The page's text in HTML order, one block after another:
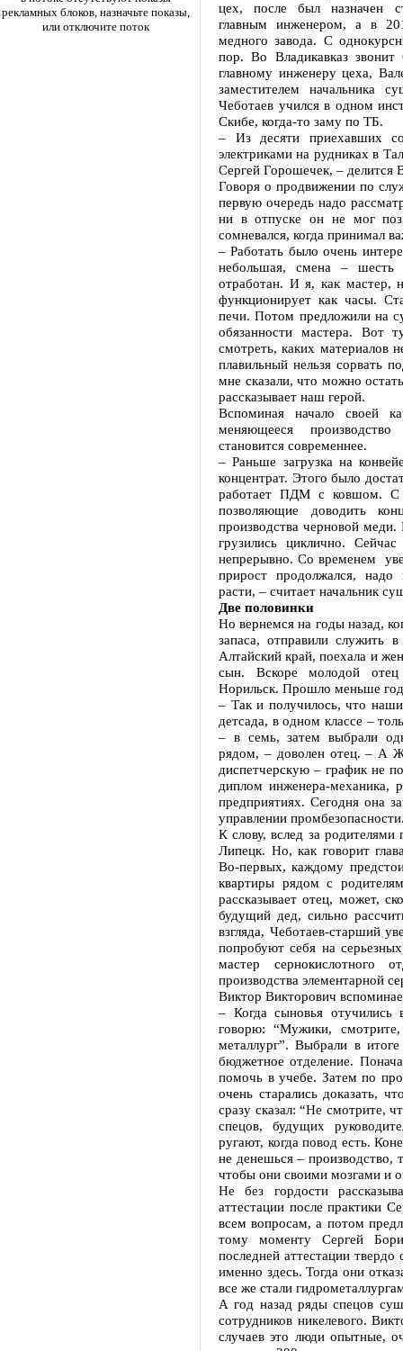
рекламных блоков, назначьте показы,
или отключите поток
цех, после был назначен
главным инженером, а в
медного завода. С
пор. Во Владикавказ
главному инженеру цеха,
заместителем начальника
Чеботаев учился в одном
Скибе, когда-то заму по ТБ.
– Из десяти приехавших
электриками на рудниках в
Сергей Горошечек, – делится
Говоря о продвижении по
первую очередь надо
ни в отпуске он не мог
сомневался, когда принимал
– Работать было очень
небольшая, смена – шесть
отработан. И я, как мастер,
функционирует как часы.
печи. Потом предложили на
обязанности мастера. Вот
смотреть, каких материалов
плавильный нельзя сорвать
мне сказали, что можно
рассказывает наш герой.
Вспоминая начало своей
меняющееся
становится современнее.
– Раньше загрузка на
концентрат. Этого было
работает ПДМ с ковшом. С
позволяющие доводить
производства черновой
грузились циклично.
непрерывно. Со временем
прирост продолжался,
расти, – считает начальник
Две половинки
Но вернемся на годы назад,
запаса, отправили
Алтайский край, поехала и
сын. Вскоре молодой отец
Норильск. Прошло меньше
– Так и получилось, что
детсада, в одном классе –
– в семь, затем выбрали
рядом, – доволен отец. – А
диспетчерскую – график не
диплом инженера-механика,
предприятиях. Сегодня она
управлении
К слову, вслед за
Липецк. Но, как говорит
Во-первых, каждому
квартиры рядом с
рассказывает отец, может,
будущий дед, сильно
взгляда, Чеботаев-старший
попробуют себя на
мастер сернокислотного
производства элементарной
Виктор Викторович
– Когда сыновья отучились
говорю: “Мужики,
металлург”. Выбрали в
бюджетное отделение.
помочь в учебе. Затем по
очень старались доказать,
сразу сказал: “Не смотрите,
спецов, будущих
ругают, когда повод есть.
не денешься – производство,
чтобы они своими мозгами и
Не без гордости
аттестации после практики
всем вопросам, а потом
тому моменту Сергей
последней аттестации
именно здесь. Тогда они
все же стали
А год назад ряды спецов
сотрудников никелевого.
случаев это люди опытные,